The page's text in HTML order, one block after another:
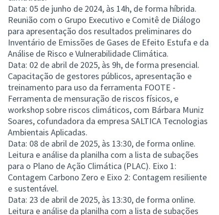
Data: 05 de junho de 2024, às 14h, de forma híbrida.
Reunião com o Grupo Executivo e Comitê de Diálogo
para apresentação dos resultados preliminares do
Inventário de Emissões de Gases de Efeito Estufa e da
Análise de Risco e Vulnerabilidade Climática.
Data: 02 de abril de 2025, às 9h, de forma presencial.
Capacitação de gestores públicos, apresentação e
treinamento para uso da ferramenta FOOTE -
Ferramenta de mensuração de riscos físicos, e
workshop sobre riscos climáticos, com Bárbara Muniz
Soares, cofundadora da empresa SALTICA Tecnologias
Ambientais Aplicadas.
Data: 08 de abril de 2025, às 13:30, de forma online.
Leitura e análise da planilha com a lista de subações
para o Plano de Ação Climática (PLAC). Eixo 1:
Contagem Carbono Zero e Eixo 2: Contagem resiliente
e sustentável.
Data: 23 de abril de 2025, às 13:30, de forma online.
Leitura e análise da planilha com a lista de subações